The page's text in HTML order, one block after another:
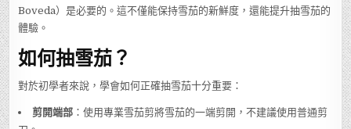
Boveda）是必要的。這不僅能保持雪茄的新鮮度，還能提升抽雪茄的
體驗。
如何抽雪茄？
對於初學者來說，學會如何正確抽雪茄十分重要：
剪開端部 ：使用專業雪茄剪將雪茄的一端剪開，不建議使用普通剪